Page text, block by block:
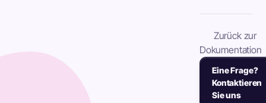
Zurück zur
Dokumentation
Eine Frage?
Kontaktieren
Sie uns